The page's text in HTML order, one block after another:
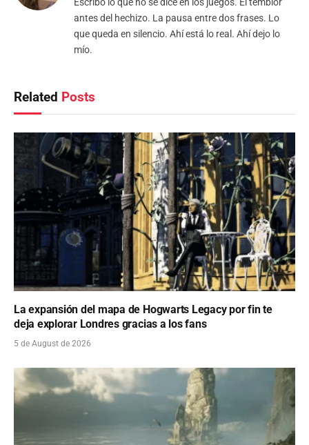
antes del hechizo. La pausa entre dos frases. Lo
que queda en silencio. Ahí está lo real. Ahí dejo lo
mío.
Related Posts
La expansión del mapa de Hogwarts Legacy por fin te
deja explorar Londres gracias a los fans
5 de August de 2026